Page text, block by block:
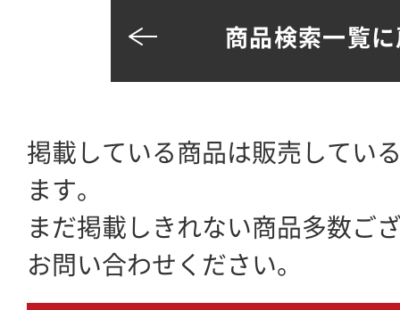
商品検索一覧
掲載している商品は販売してい
ます。
まだ掲載しきれない商品多数ご
お問い合わせください。